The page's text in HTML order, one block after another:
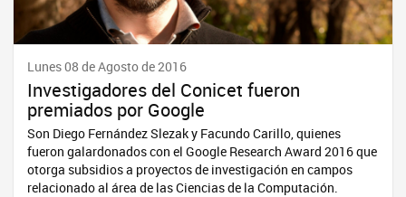
Lunes 08 de Agosto de 2016
Investigadores del Conicet fueron
premiados por Google
Son Diego Fernández Slezak y Facundo Carillo, quienes
fueron galardonados con el Google Research Award 2016 que
otorga subsidios a proyectos de investigación en campos
relacionado al área de las Ciencias de la Computación.